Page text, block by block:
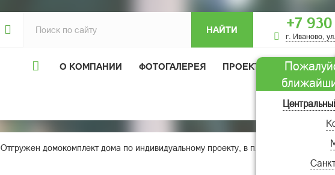
НАЙТИ +7
г. Иваново,
О КОМПАНИИ ФОТОГАЛЕРЕЯ ПРОЕКТЫ ДОМОВ
ОТЗЫВЫ
Отгружен домокомплект дома по индивидуальному проекту, в п. Софрино,